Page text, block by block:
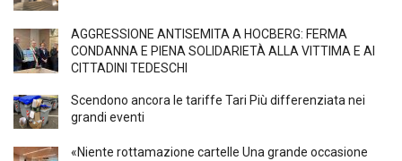
AGGRESSIONE ANTISEMITA A HÖCBERG: FERMA
CONDANNA E PIENA SOLIDARIETÀ ALLA VITTIMA E AI
CITTADINI TEDESCHI
Scendono ancora le tariffe Tari Più differenziata nei
grandi eventi
«Niente rottamazione cartelle Una grande occasione